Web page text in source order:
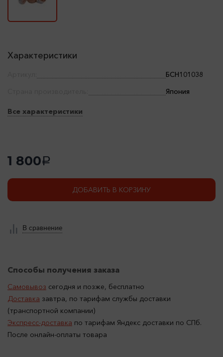
Характеристики
БСН101038
Япония
Все характеристики
1 800a
ДОБАВИТЬ В КОРЗИНУ
В сравнение
Способы получения заказа
Самовывоз сегодня и позже, бесплатно
Доставка завтра, по тарифам службы доставки
(транспортной компании)
Экспресс-доставка по тарифам Яндекс доставки по СПб.
После онлайн-оплаты товара